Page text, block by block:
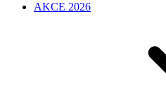
AKCE 2026